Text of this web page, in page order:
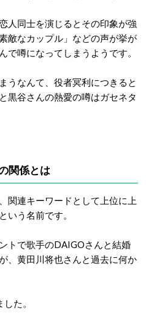
人同士を演じるとその印象が強
敵なカップル」などの声が挙が
で噂になってしまうようです。
うなんて、役者冥利につきると
黒谷さんの熱愛の噂はガセネタ
関係とは
関連キーワードとして上位に上
いう名前です。
トで歌手のDAIGOさんと結婚
、黄田川将也さんと過去に何か
た。